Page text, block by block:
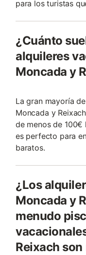
para los turistas
¿Cuánto
alquileres
Moncada y
La gran mayoría
Moncada y
de menos de 100€
es perfecto para
baratos.
¿Los
Moncada y
menudo
Reixach